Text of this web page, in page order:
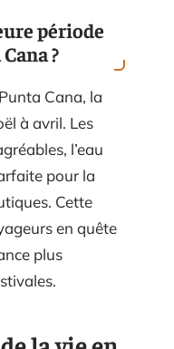
période
?
Cana, la
à avril. Les
l’eau
pour la
Cette
en quête
plus